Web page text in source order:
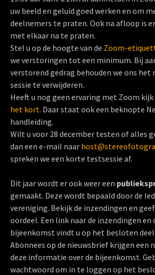
uw beeld en geluid goed werken en om
deelnemers te praten. Ook na afloop is
met elkaar na te praten.
Stel u op de hoogte van de Zoom-
we verstoringen tot een minimum. Bij
verstorend gedrag behouden we ons het
sessie te verwijderen.
Heeft u nog geen ervaring met Zoom kijk
het kort. Daar staat ook een beknopte
handleiding.
Wilt u voor 28 december testen of alles
dan een e-mail naar
spreken we een korte testsessie af.
Dit jaar wordt er ook weer een
gemaakt. Deze wordt bepaald door de
vereniging. Bekijk de inzendingen en
oordeel. Een link naar de inzendingen en
bijeenkomst vindt u op het besloten deel
Abonnees op de nieuwsbrief krijgen een
deze informatie over de bijeenkomst.
wachtwoord om in te loggen op het